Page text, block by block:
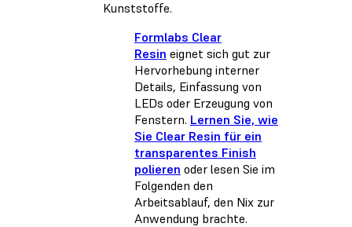
Kunststoffe.
Formlabs Clear
Resin eignet sich gut zur
Hervorhebung interner
Details, Einfassung von
LEDs oder Erzeugung von
Fenstern. Lernen Sie, wie
Sie Clear Resin für ein
transparentes Finish
polieren oder lesen Sie im
Folgenden den
Arbeitsablauf, den Nix zur
Anwendung brachte.